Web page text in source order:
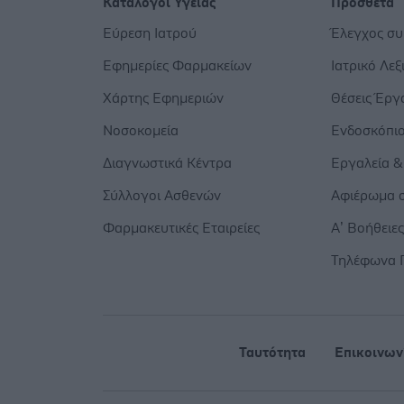
Εύρεση Ιατρού
Εφημερίες Φαρμακείων
Χάρτης Εφημεριών
Νοσοκομεία
Διαγνωστικά Κέντρα
Σύλλογοι Ασθενών
Φαρμακευτικές Εταιρείες
Έλεγχος
Ιατρικό
Θέσεις
Ενδοσκόπιο
Εργαλεία
Αφιέρωμα
Α’ Βοήθειες
Τηλέφωνα
Ταυτότητα